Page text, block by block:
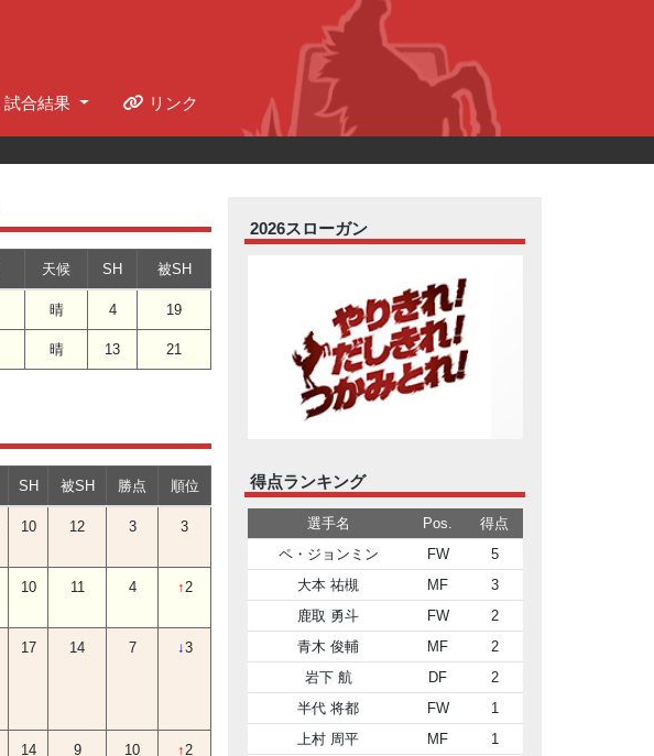
試合結果 リンク
天候 SH 被SH
晴 4 19
晴 13 21
SH 被SH 勝点 順位
10 12 3 3
10 11 4 ↑2
17 14 7 ↓3
14 9 10 ↑2
2026スローガン
得点ランキング
選手名 Pos.
得点
ペ・ジョンミン
FW
5
大本 祐槻
MF
3
鹿取 勇斗
FW
2
青木 俊輔
MF
2
岩下 航
DF
2
半代 将都
FW
1
上村 周平
MF
1